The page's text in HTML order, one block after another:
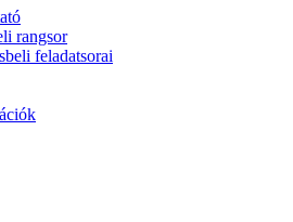
rangsor
feladatsorai